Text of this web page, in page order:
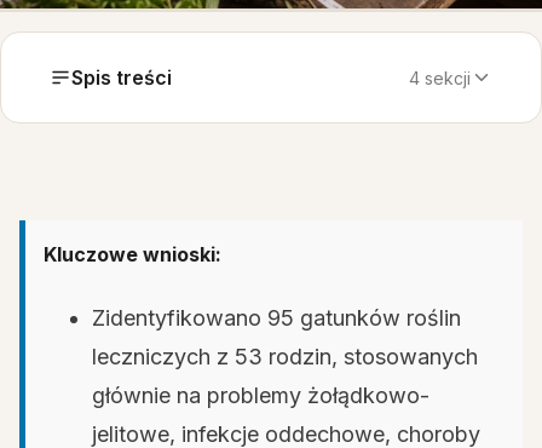
Spis treści 4 sekcji
Kluczowe wnioski:
Zidentyfikowano 95 gatunków roślin
leczniczych z 53 rodzin, stosowanych
głównie na problemy żołądkowo-
jelitowe, infekcje oddechowe, choroby